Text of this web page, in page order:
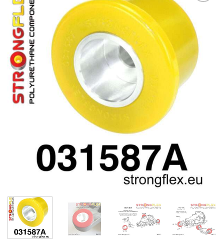
lista
de
deseos